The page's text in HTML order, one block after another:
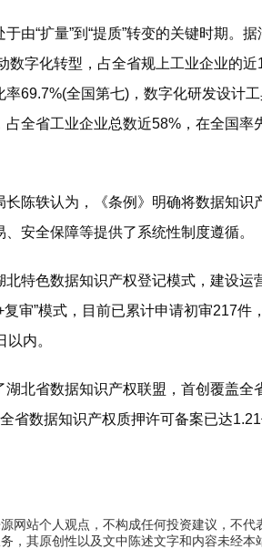
“扩量”到“提质”转变的关键时期。据
字化转型，占全省规上工业企业的近
69.7%(全国第七)，数字化研发设计
全省工业企业总数近58%，在全国率
轶认为，《条例》明确将数据知识
安全保障等提供了系统性制度遵循。
色数据知识产权登记模式，建设运
审”模式，目前已累计申请初审217件
内。
省数据知识产权联盟，首创覆盖全
省数据知识产权质押许可备案已达
网站个人观点，不构成任何投资建议，不代
，其原创性以及文中陈述文字和内容未经